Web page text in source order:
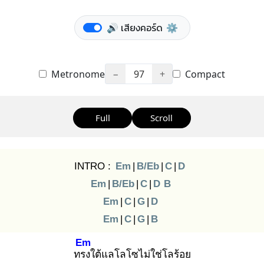
🔊 เสียงคอร์ด ⚙️
Metronome − 97 + Compact
Full Scroll
INTRO : Em | B/Eb | C | D
Em | B/Eb | C | D B
Em | C | G | D
Em | C | G | B
ทรง
Em
ใต้แลโลโซไม่ใช่โลร้อย